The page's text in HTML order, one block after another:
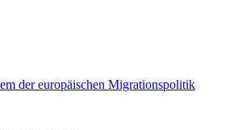
der europäischen Migrationspolitik